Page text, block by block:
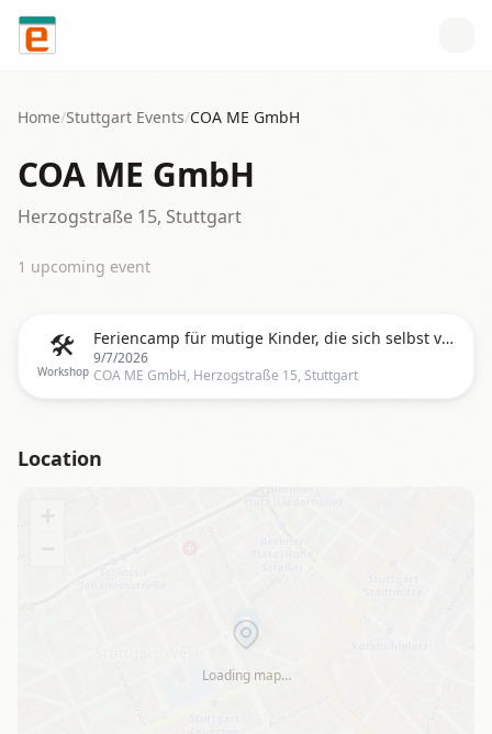
Skip to content
Home/Stuttgart Events/COA ME GmbH
COA ME GmbH
Herzogstraße 15, Stuttgart
1 upcoming event
🛠️
Workshop
Feriencamp für mutige Kinder, die sich selbst vertrauen (3.+4. Klasse)
9/7/2026
COA ME GmbH, Herzogstraße 15, Stuttgart
Location
Loading map…